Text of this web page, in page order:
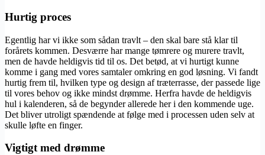
Hurtig proces
Egentlig har vi ikke som sådan travlt – den skal bare stå klar til
forårets kommen. Desværre har mange tømrere og murere travlt,
men de havde heldigvis tid til os. Det betød, at vi hurtigt kunne
komme i gang med vores samtaler omkring en god løsning. Vi fandt
hurtig frem til, hvilken type og design af træterrasse, der passede lige
til vores behov og ikke mindst drømme. Herfra havde de heldigvis
hul i kalenderen, så de begynder allerede her i den kommende uge.
Det bliver utroligt spændende at følge med i processen uden selv at
skulle løfte en finger.
Vigtigt med drømme